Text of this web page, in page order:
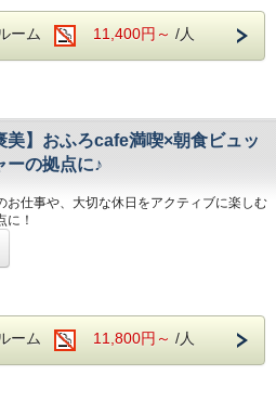
湧き出る100％源泉「ラドンの湯」は、有
敵する極上湯。
日々の疲れをリセットしてくれます。
滞在サポート】
180台）完備。駅からの送迎もあり、お車で
です。
対応：フロントでのコミュニケーションボー
すりなどを完備し、どなたでも快適にお過
す。
て瀬田駅まで送迎いたします。＊事前予約
より送迎出来ない場合もあります。）
付きですので、ご家族やご友人との楽しい
泉
匹敵するといわれる100％源泉「ラドンの
れをリセット。
ぎ空間
れが、カフェ感覚で好きなスタイルでリラッ
式HPをご確認ください）
ご滞在サポート】
ェ：和洋バラエティ豊かな朝食でしっかりエ
ーム 11,400円～ /人
美】おふろcafe満喫×朝食ビュッ
ーの拠点に♪
お仕事や、大切な休日をアクティブに楽しむ
に！
ふろcafeびわこ座」で、心と体を解き放つひ
せんか？
東海道五十三次の宿場町」とし、「大津宿」
モダンな空間。
100％源泉を使用。有馬の銘湯にも匹敵する
の泉質で、日々の疲れをリセット。
ーム 11,800円～ /人